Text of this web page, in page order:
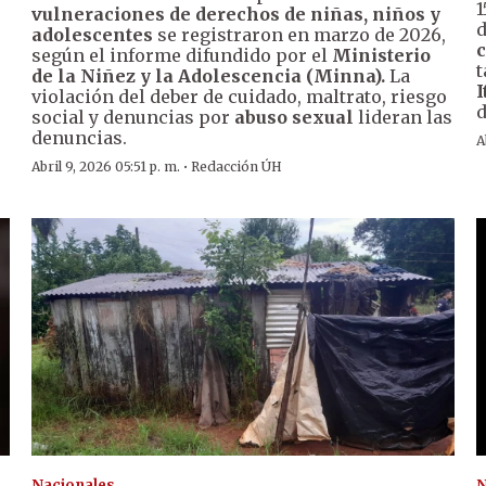
vulneraciones de derechos de niñas, niños y
adolescentes se registraron en marzo de 2026,
según el informe difundido por el Ministerio
de la Niñez y la Adolescencia (Minna). La
violación del deber de cuidado, maltrato, riesgo
social y denuncias por abuso sexual lideran las
denuncias.
Abril 9, 2026 05:51 p. m. ·Redacción ÚH